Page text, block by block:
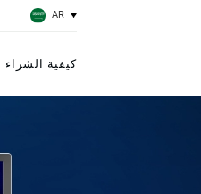
AR
كيفية الشراء